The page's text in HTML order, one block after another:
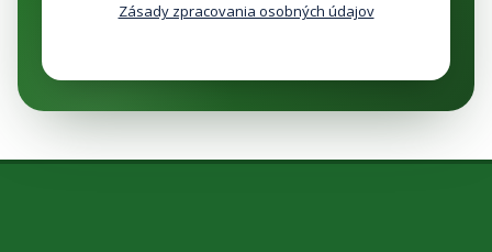
Zásady zpracovania osobných údajov